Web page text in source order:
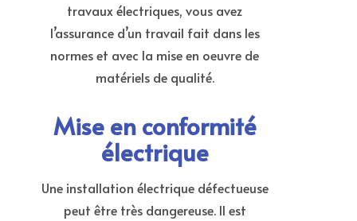
travaux électriques, vous avez
l’assurance d’un travail fait dans les
normes et avec la mise en oeuvre de
matériels de qualité.
Mise en conformité
électrique
Une installation électrique défectueuse
peut être très dangereuse. Il est